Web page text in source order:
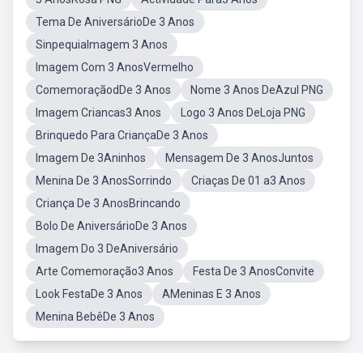
Tema De AniversárioDe 3 Anos
SinpequiaImagem 3 Anos
Imagem Com 3 AnosVermelho
ComemoraçãodDe 3 Anos
Nome 3 Anos DeAzul PNG
Imagem Criancas3 Anos
Logo 3 Anos DeLoja PNG
Brinquedo Para CriançaDe 3 Anos
Imagem De 3Aninhos
Mensagem De 3 AnosJuntos
Menina De 3 AnosSorrindo
Criaças De 01 a3 Anos
Criança De 3 AnosBrincando
Bolo De AniversárioDe 3 Anos
Imagem Do 3 DeAniversário
Arte Comemoração3 Anos
Festa De 3 AnosConvite
Look FestaDe 3 Anos
AMeninas E 3 Anos
Menina BebêDe 3 Anos